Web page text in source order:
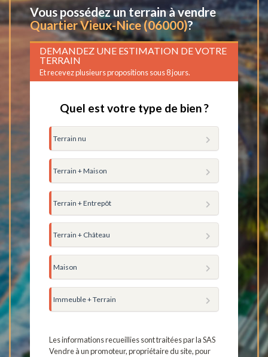
Vous possédez un terrain à vendre
Quartier Vieux-Nice (06000)?
DEMANDEZ UNE ESTIMATION DE VOTRE
TERRAIN
Et recevez plusieurs propositions sous 8 jours.
Quel est votre type de bien ?
Terrain nu
Terrain + Maison
Terrain + Entrepôt
Terrain + Château
Maison
Immeuble + Terrain
Les informations recueillies sont traitées par la SAS
Vendre à un promoteur, propriétaire du site, pour